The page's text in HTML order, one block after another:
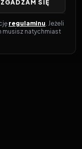
SIĘ
regulaminu. Jeżeli
musisz natychmiast